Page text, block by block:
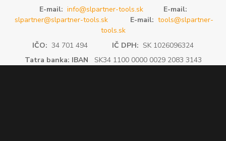
E-mail: info@slpartner-tools.sk
E-mail:
slpartner@slpartner-tools.sk
E-mail: tools@slpartner-
tools.sk
IČO: 34 701 494 IČ DPH: SK 1026096324
Tatra banka: IBAN SK34 1100 0000 0029 2083 3143